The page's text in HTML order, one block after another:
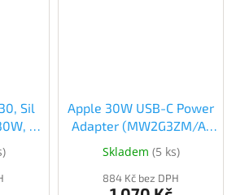
Sil
1x
AFC/Apple,
)
Apple 30W USB-C Power
Adapter (MW2G3ZM/A)
Skladem (5 ks)
884 Kč bez DPH